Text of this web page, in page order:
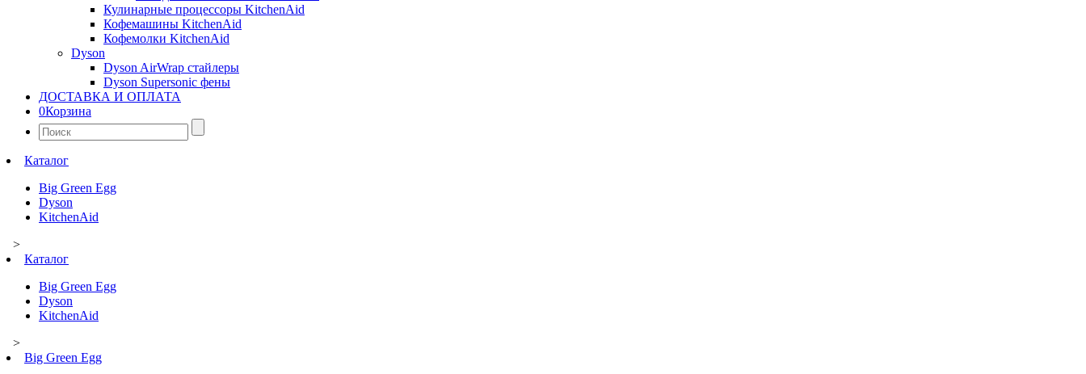
Кулинарные процессоры KitchenAid
Кофемашины KitchenAid
Кофемолки KitchenAid
Dyson
Dyson AirWrap стайлеры
Dyson Supersonic фены
ДОСТАВКА И ОПЛАТА
0Корзина
Найти:
Каталог
Big Green Egg
Dyson
KitchenAid
>
Каталог
Big Green Egg
Dyson
KitchenAid
>
Big Green Egg